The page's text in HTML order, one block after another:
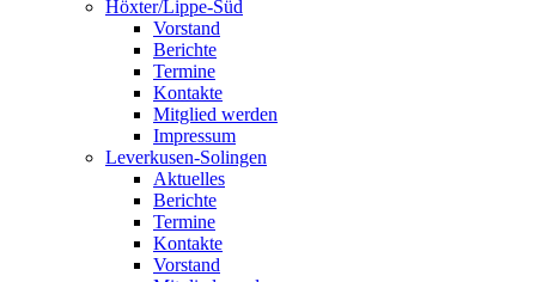
Höxter/Lippe-Süd
Vorstand
Berichte
Termine
Kontakte
Mitglied werden
Impressum
Leverkusen-Solingen
Aktuelles
Berichte
Termine
Kontakte
Vorstand